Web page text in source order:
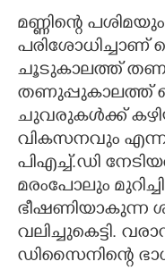
മണ്ണിന്റെ
പരിശോധിച്ചാണ്
ചൂടുകാലത്ത്
തണുപ്പുകാലത്ത്
ചുവരുകൾക്ക്
വികസനവും എന്ന
പിഎച്ച്.ഡി
മരംപോലും
ഭീഷണിയാകുന്ന
വലിച്ചുകെട്ടി.
ഡിസൈനിന്റെ